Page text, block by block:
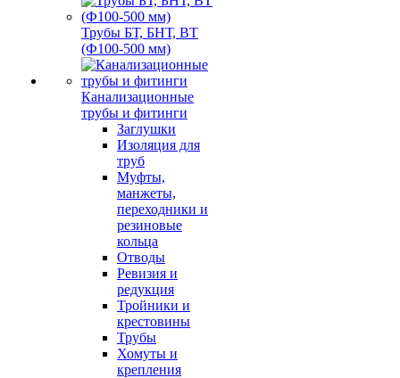
Трубы БТ, БНТ, ВТ
(Ф100-500 мм)
Канализационные
трубы и фитинги
Заглушки
Изоляция для
труб
Муфты,
манжеты,
переходники и
резиновые
кольца
Отводы
Ревизия и
редукция
Тройники и
крестовины
Трубы
Хомуты и
крепления